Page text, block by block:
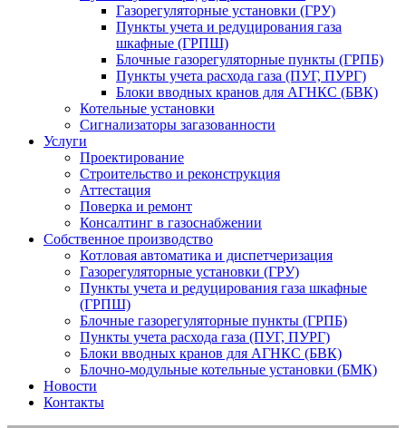
Газорегуляторные установки (ГРУ)
Пункты учета и редуцирования газа
шкафные (ГРПШ)
Блочные газорегуляторные пункты (ГРПБ)
Пункты учета расхода газа (ПУГ, ПУРГ)
Блоки вводных кранов для АГНКС (БВК)
Котельные установки
Сигнализаторы загазованности
Услуги
Проектирование
Строительство и реконструкция
Аттестация
Поверка и ремонт
Консалтинг в газоснабжении
Собственное производство
Котловая автоматика и диспетчеризация
Газорегуляторные установки (ГРУ)
Пункты учета и редуцирования газа шкафные
(ГРПШ)
Блочные газорегуляторные пункты (ГРПБ)
Пункты учета расхода газа (ПУГ, ПУРГ)
Блоки вводных кранов для АГНКС (БВК)
Блочно-модульные котельные установки (БМК)
Новости
Контакты